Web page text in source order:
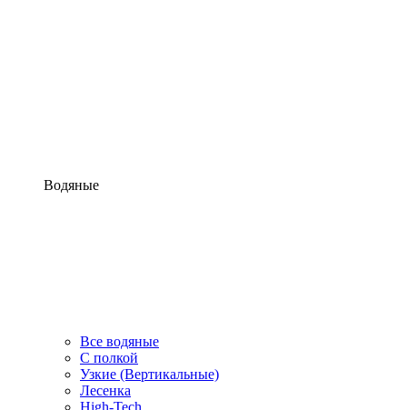
Водяные
Все водяные
С полкой
Узкие (Вертикальные)
Лесенка
High-Tech